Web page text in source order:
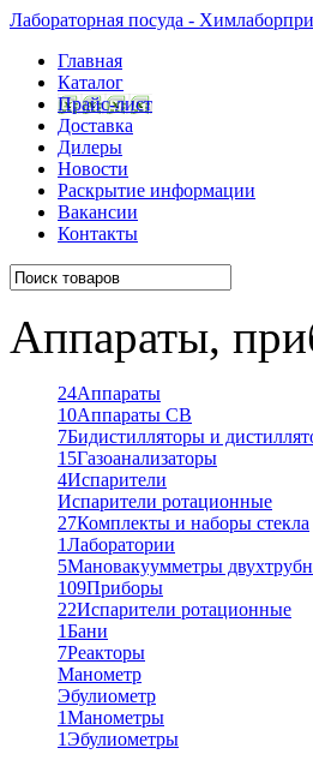
Лабораторная посуда -
Главная
Каталог
Прайс-лист
Доставка
Дилеры
Новости
Раскрытие информации
Вакансии
Контакты
Аппараты,
24Аппараты
10Аппараты СВ
7Бидистилляторы и
15Газоанализаторы
4Испарители
Испарители ротационные
27Комплекты и наборы стекла
1Лаборатории
5Мановакуумметры
109Приборы
22Испарители ротационные
1Бани
7Реакторы
Манометр
Эбулиометр
1Манометры
1Эбулиометры